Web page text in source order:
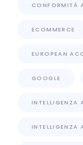
CONFORMITÀ
ECOMMERCE
EUROPEAN
GOOGLE
INTELLIGENZA
INTELLIGENZA